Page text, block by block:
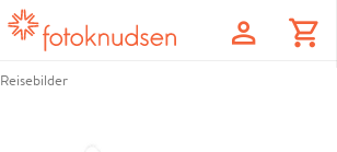
profile shopping_cart
Reisebilder